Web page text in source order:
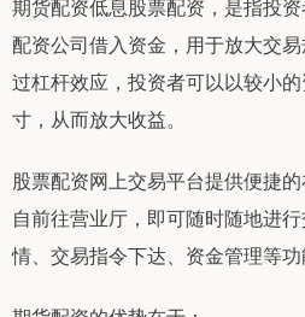
期货配资低息股票配资，是指投
配资公司借入资金，用于放大交
过杠杆效应，投资者可以以较小
寸，从而放大收益。
股票配资网上交易平台提供便捷
自前往营业厅，即可随时随地进
情、交易指令下达、资金管理等功